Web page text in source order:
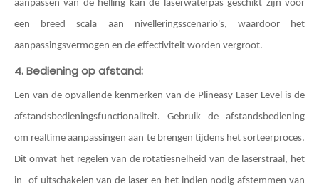
aanpassen van de helling kan de laserwaterpas geschikt zijn voor
een breed scala aan nivelleringsscenario's, waardoor het
aanpassingsvermogen en de effectiviteit worden vergroot.
4. Bediening op afstand:
Een van de opvallende kenmerken van de Plineasy Laser Level is de
afstandsbedieningsfunctionaliteit. Gebruik de afstandsbediening
om realtime aanpassingen aan te brengen tijdens het sorteerproces.
Dit omvat het regelen van de rotatiesnelheid van de laserstraal, het
in- of uitschakelen van de laser en het indien nodig afstemmen van